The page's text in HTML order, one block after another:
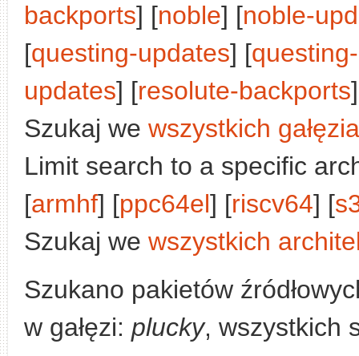
backports] [noble] [noble-
[questing-updates] [
updates] [resolute-backports
Szukaj we wszystkich
Limit search to a specific
[armhf] [ppc64el] [riscv64] [
Szukaj we wszystkich
Szukano pakietów
w gałęzi: plucky, wszystkich